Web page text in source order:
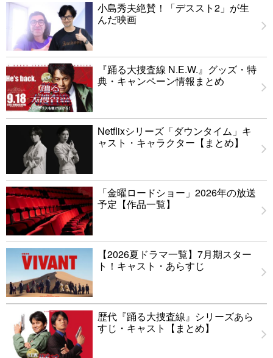
小島秀夫絶賛！「デススト2」が生
んだ映画
『踊る大捜査線 N.E.W.』グッズ・特
典・キャンペーン情報まとめ
Netflixシリーズ「ダウンタイム」キ
ャスト・キャラクター【まとめ】
「金曜ロードショー」2026年の放送
予定【作品一覧】
【2026夏ドラマ一覧】7月期スター
ト！キャスト・あらすじ
歴代『踊る大捜査線』シリーズあら
すじ・キャスト【まとめ】